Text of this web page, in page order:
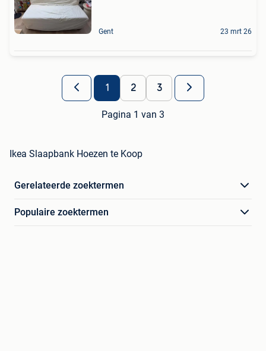
Gent 23 mrt 26
1 2 3
Pagina 1 van 3
Ikea Slaapbank Hoezen te Koop
Gerelateerde zoektermen
Populaire zoektermen